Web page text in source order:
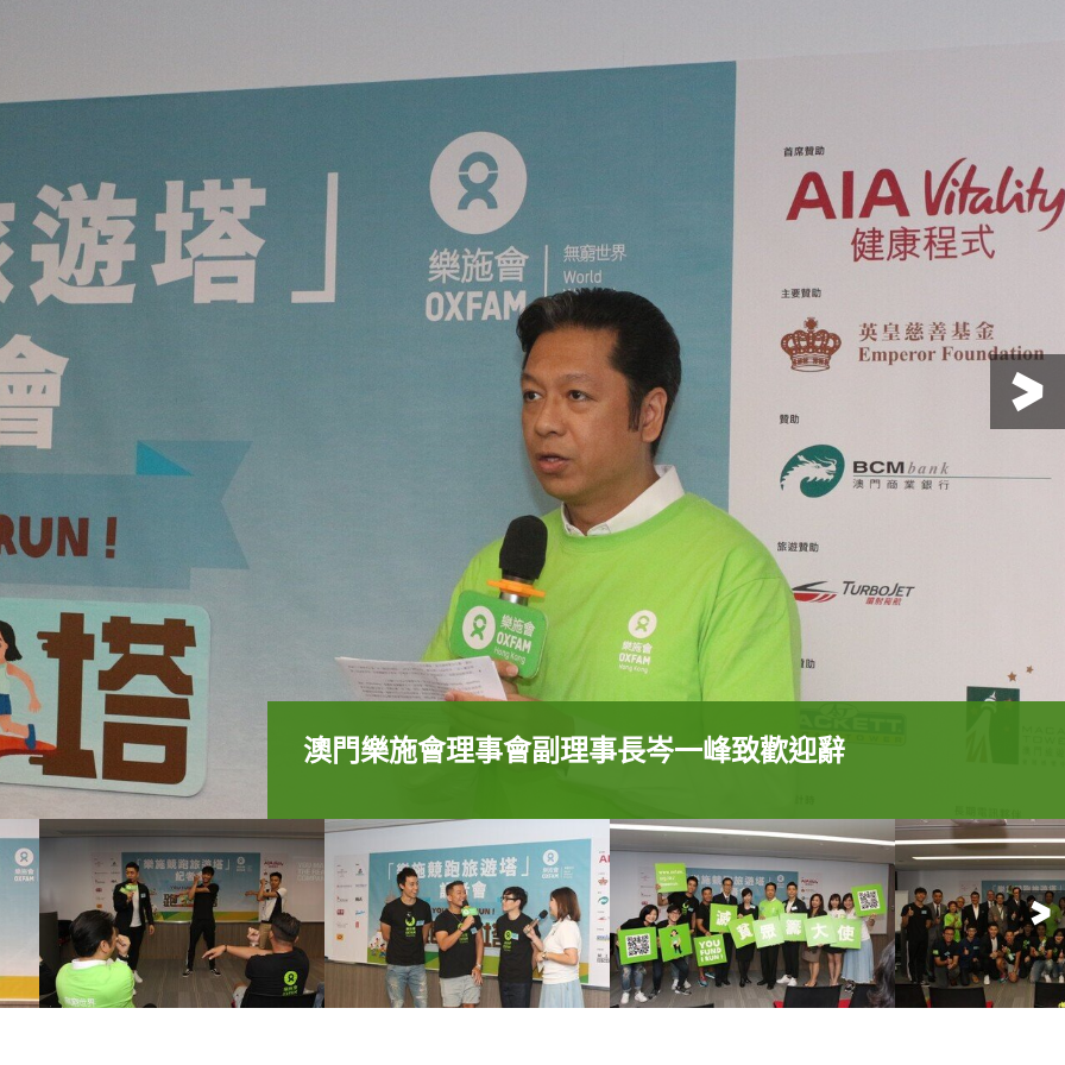
澳門樂施會理事會副理事長岑一峰致歡迎辭
澳門樂施會理事會副理事長岑一峰致歡迎辭
澳門樂施會理事會副理事長岑一峰致歡迎辭
澳門樂施會理事會副理事長岑一峰致歡迎辭
澳門樂施會理事會副理事長岑一峰致歡迎辭
澳門樂施會理事會副理事長岑一峰致歡迎辭